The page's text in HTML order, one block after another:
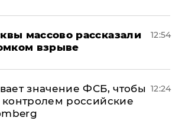
массово рассказали
взрыве
12:54
значение ФСБ, чтобы
российские
12:24